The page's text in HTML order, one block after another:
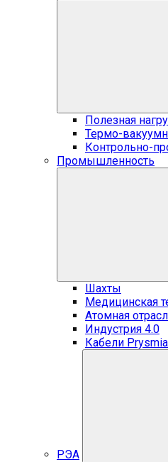
Полезная
Термо-
Контрольно-
Промышленность
Шахты
Медицинская
Атомная
Индустрия 4.0
Кабели
РЭА